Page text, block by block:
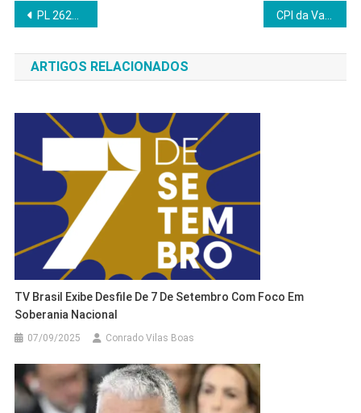
Navegação
de
Post
PL 2628/22 ganha força após vídeo de Felca e acende debate sobre censura online
ARTIGOS RELACIONADOS
TV Brasil Exibe Desfile De 7 De Setembro Com Foco Em
Soberania Nacional
07/09/2025 Conrado Vilas Boas